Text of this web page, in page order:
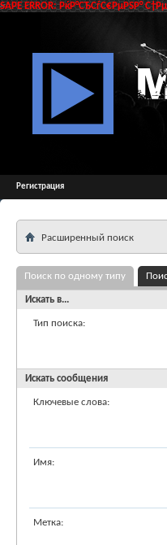
SAPE ERROR: РќР°СЂСѓС€РµРЅР°
Регистрация
Расширенный поиск
Поиск по одному типу
Искать в...
Тип поиска:
Искать сообщения
Ключевые слова:
Имя:
Метка: